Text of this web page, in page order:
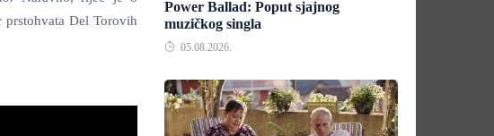
Del Torovih
Power Ballad: Poput sjajnog
muzičkog singla
05.08.2026.